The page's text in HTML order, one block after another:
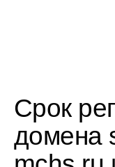
Срок
домена